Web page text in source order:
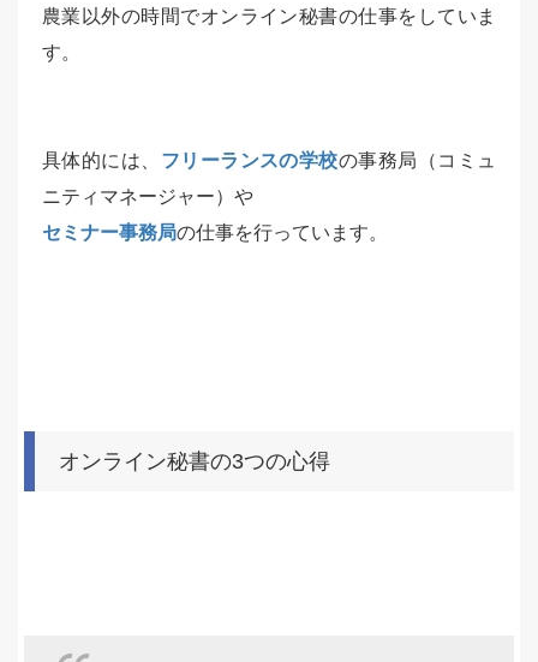
農業以外の時間でオンライン秘書の仕事をしていま
す。
具体的には、 フリーランスの学校の事務局（コミュ
ニティマネージャー）や
セミナー事務局の仕事を行っています。
オンライン秘書の3つの心得